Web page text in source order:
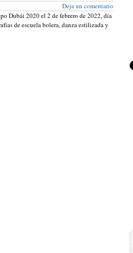
Deja un comentario
Dubái 2020 el 2 de febrero de 2022, día
de escuela bolera, danza estilizada y